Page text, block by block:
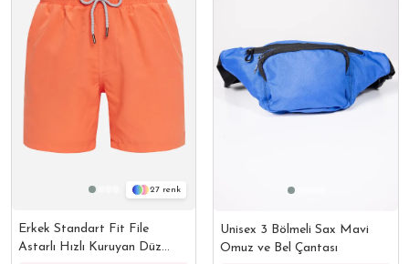
27
Erkek Standart Fit File
Astarlı Hızlı Kuruyan Düz
Unisex 3 Bölmeli Sax Mavi
Omuz ve Bel Çantası